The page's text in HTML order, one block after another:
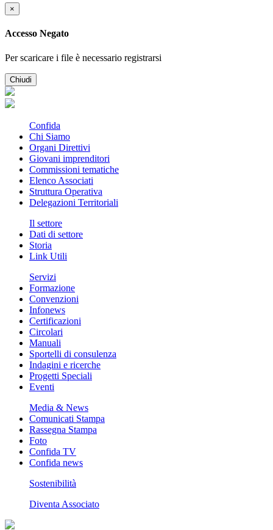
×
Accesso Negato
Per scaricare i file è necessario registrarsi
Chiudi
Confida
Chi Siamo
Organi Direttivi
Giovani imprenditori
Commissioni tematiche
Elenco Associati
Struttura Operativa
Delegazioni Territoriali
Il settore
Dati di settore
Storia
Link Utili
Servizi
Formazione
Convenzioni
Infonews
Certificazioni
Circolari
Manuali
Sportelli di consulenza
Indagini e ricerche
Progetti Speciali
Eventi
Media & News
Comunicati Stampa
Rassegna Stampa
Foto
Confida TV
Confida news
Sostenibilità
Diventa Associato